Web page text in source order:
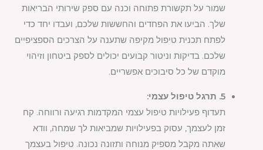
שמור על תקשורת פתוחה וכנה עם ספק שירותי הבריאות
שלך. הביעו את הפחדים והחששות שלכם, ועבדו יחד כדי
לפתח תכנית טיפול מקיפה שתענה על הצרכים הספציפיים
שלכם. בדיקות וניטור קבועים יכולים לספק ביטחון וזיהוי
מוקדם של כל סיבוכים אפשריים.
5. תרגל טיפול עצמי:
תעדוף פעילויות טיפול עצמי המקדמות רגיעה ורווחה. קח
זמן לעצמך, עסוק בפעילויות שמביאות לך שמחה, וודא
שאתה מקבל מספיק מנוחה ותזונה נכונה. טיפול בעצמך